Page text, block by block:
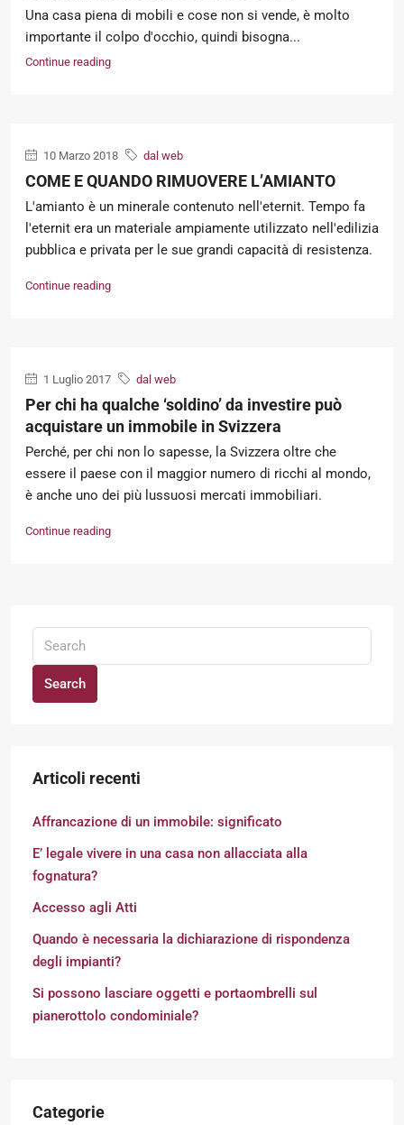
Una casa piena di mobili e cose non si vende, è molto
importante il colpo d'occhio, quindi bisogna...
Continue reading
10 Marzo 2018 dal web
COME E QUANDO RIMUOVERE L’AMIANTO
L'amianto è un minerale contenuto nell'eternit. Tempo fa
l'eternit era un materiale ampiamente utilizzato nell'edilizia
pubblica e privata per le sue grandi capacità di resistenza.
Continue reading
1 Luglio 2017 dal web
Per chi ha qualche ‘soldino’ da investire può
acquistare un immobile in Svizzera
Perché, per chi non lo sapesse, la Svizzera oltre che
essere il paese con il maggior numero di ricchi al mondo,
è anche uno dei più lussuosi mercati immobiliari.
Continue reading
Search
Articoli recenti
Affrancazione di un immobile: significato
E’ legale vivere in una casa non allacciata alla
fognatura?
Accesso agli Atti
Quando è necessaria la dichiarazione di rispondenza
degli impianti?
Si possono lasciare oggetti e portaombrelli sul
pianerottolo condominiale?
Categorie